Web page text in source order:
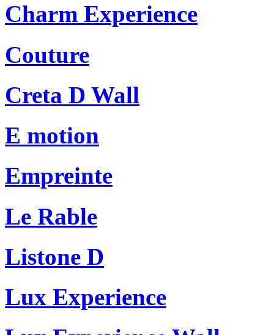
Charm Experience
Couture
Creta D Wall
E motion
Empreinte
Le Rable
Listone D
Lux Experience